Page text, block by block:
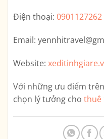
Điện thoại: 0901127262
Email:
Website:
Với những ưu điểm
chọn lý tưởng cho thuê